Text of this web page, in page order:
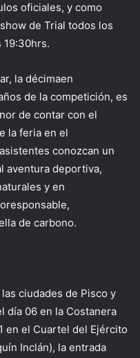
oficiales, y como
de Trial todos los
19:30hrs.
la décimaen
de la competición, es
de contar con el
la feria en el
conozcan un
aventura deportiva,
y en
de carbono.
ciudades de Pisco y
día 06 en la Costanera
en el Cuartel del Ejército
Inclán), la entrada